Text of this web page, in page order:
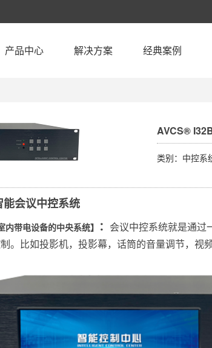
产品中心 解决方案 经典案例
AVCS®
类别：中控系
会议中控系统
带电设备的中央系统】 ： 会议中控系统就是通过
。比如投影机，投影幕，话筒的音量调节，